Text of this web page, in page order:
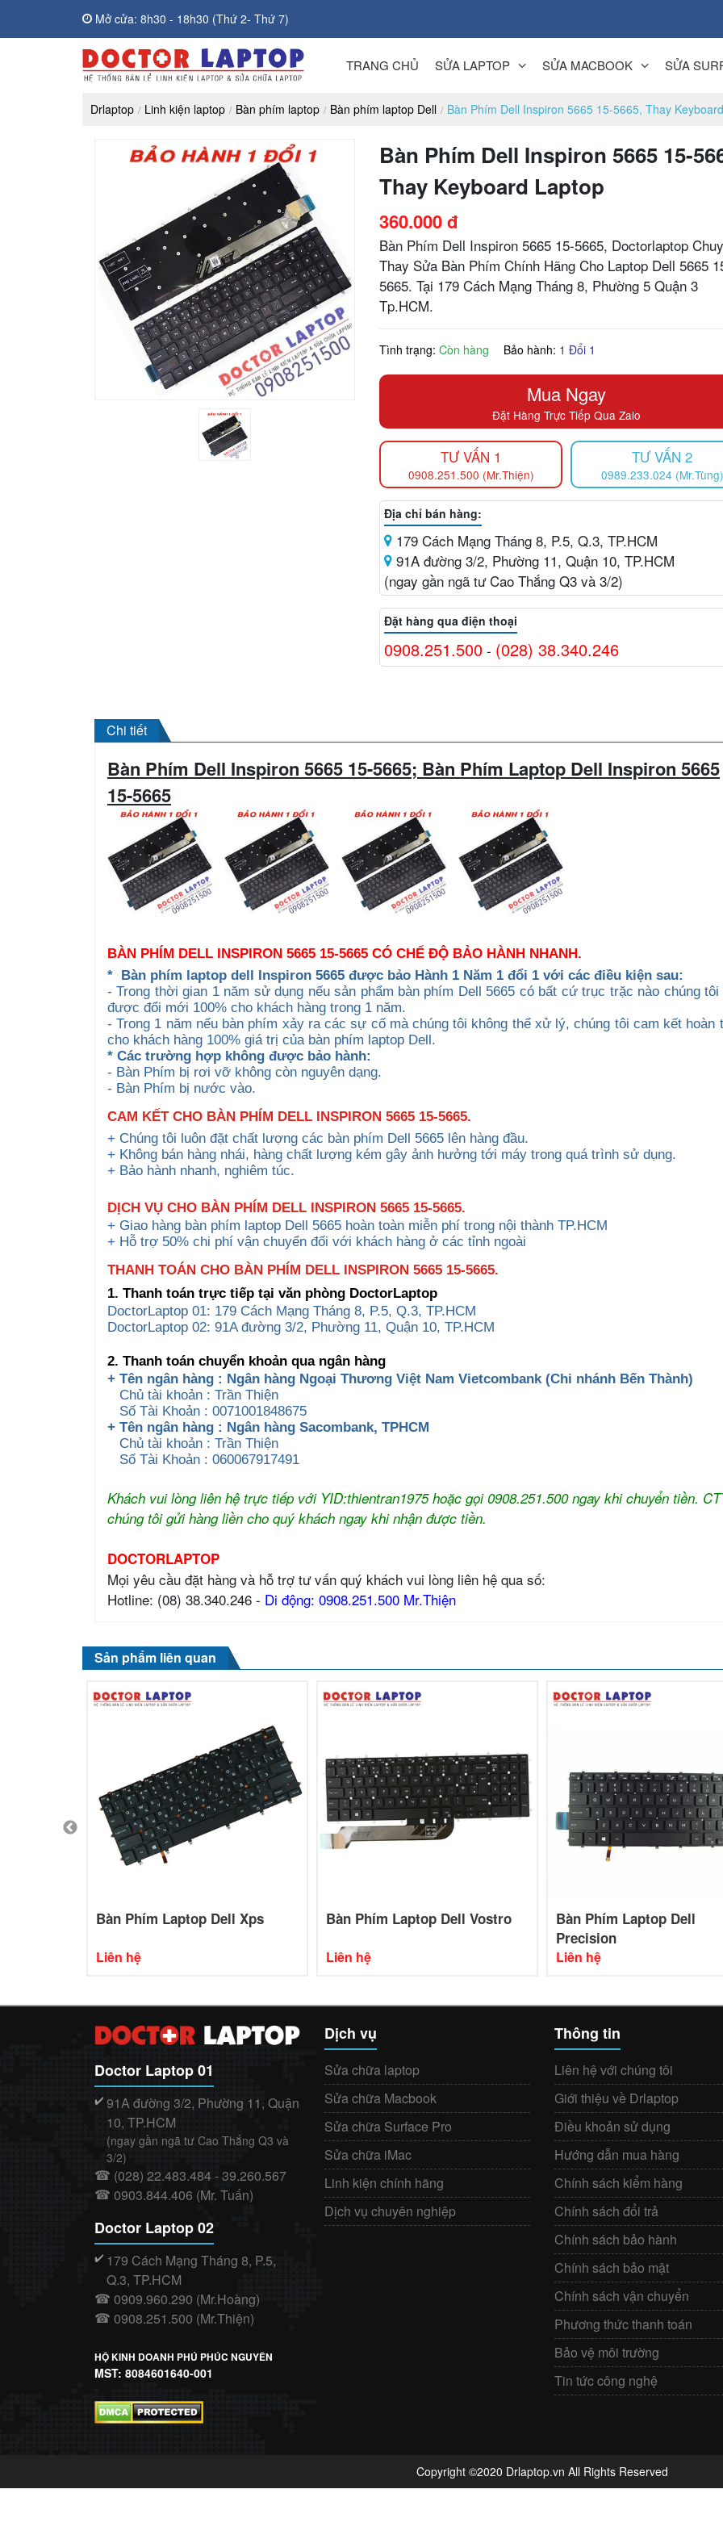
Mở cửa: 8h30 - 18h30 (Thứ 2- Thứ 7)
TRANG CHỦ SỬA LAPTOP SỬA MACBOOK SỬA
Drlaptop Linh kiện laptop Bàn phím laptop Bàn phím laptop Dell Bàn Phím Dell Inspiron 5665 15-5665, Thay
Bàn Phím Dell Inspiron 5665 15-
Thay Keyboard Laptop
360.000 đ
Bàn Phím Dell Inspiron 5665 15-5665, Doctorlaptop
Thay Sửa Bàn Phím Chính Hãng Cho Laptop Dell 5665
5665. Tại 179 Cách Mạng Tháng 8, Phường 5 Quận 3
Tp.HCM.
Tình trạng:Còn hàng Bảo hành: 1 Đổi 1
Mua Ngay
Đặt Hàng Trực Tiếp Qua Zalo
TƯ VẤN 1
0908.251.500 (Mr.Thiện)
TƯ VẤN 2
0989.233.024 (Mr.Tùng)
Địa chỉ bán hàng:
179 Cách Mạng Tháng 8, P.5, Q.3, TP.HCM
91A đường 3/2, Phường 11, Quận 10, TP.HCM
(ngay gần ngã tư Cao Thắng Q3 và 3/2)
Đặt hàng qua điện thoại
0908.251.500 - (028) 38.340.246
Chi tiết
Bàn Phím Dell Inspiron 5665 15-5665; Bàn Phím Laptop Dell Inspiron 5665
15-5665
BÀN PHÍM DELL INSPIRON 5665 15-5665 CÓ CHẾ ĐỘ BẢO HÀNH NHANH.
* Bàn phím laptop dell Inspiron 5665 được bảo Hành 1 Năm 1 đổi 1 với các điều kiện sau:
- Trong thời gian 1 năm sử dụng nếu sản phẩm bàn phím Dell 5665 có bất cứ trục trặc nào chúng tôi
được đổi mới 100% cho khách hàng trong 1 năm.
- Trong 1 năm nếu bàn phím xảy ra các sự cố mà chúng tôi không thể xử lý, chúng tôi cam kết hoàn
cho khách hàng 100% giá trị của bàn phím laptop Dell.
* Các trường hợp không được bảo hành:
- Bàn Phím bị rơi vỡ không còn nguyên dạng.
- Bàn Phím bị nước vào.
CAM KẾT CHO BÀN PHÍM DELL INSPIRON 5665 15-5665.
+ Chúng tôi luôn đặt chất lượng các bàn phím Dell 5665 lên hàng đầu.
+ Không bán hàng nhái, hàng chất lượng kém gây ảnh hưởng tới máy trong quá trình sử dụng.
+ Bảo hành nhanh, nghiêm túc.
DỊCH VỤ CHO BÀN PHÍM DELL INSPIRON 5665 15-5665.
+ Giao hàng bàn phím laptop Dell 5665 hoàn toàn miễn phí trong nội thành TP.HCM
+ Hỗ trợ 50% chi phí vận chuyển đối với khách hàng ở các tỉnh ngoài
THANH TOÁN CHO BÀN PHÍM DELL INSPIRON 5665 15-5665.
1. Thanh toán trực tiếp tại văn phòng DoctorLaptop
DoctorLaptop 01: 179 Cách Mạng Tháng 8, P.5, Q.3, TP.HCM
DoctorLaptop 02: 91A đường 3/2, Phường 11, Quận 10, TP.HCM
2. Thanh toán chuyển khoản qua ngân hàng
+ Tên ngân hàng : Ngân hàng Ngoại Thương Việt Nam Vietcombank (Chi nhánh Bến Thành)
Chủ tài khoản : Trần Thiện
Số Tài Khoản : 0071001848675
+ Tên ngân hàng : Ngân hàng Sacombank, TPHCM
Chủ tài khoản : Trần Thiện
Số Tài Khoản : 060067917491
Khách vui lòng liên hệ trực tiếp với YID:thientran1975 hoặc gọi 0908.251.500 ngay khi chuyển tiền.
chúng tôi gửi hàng liền cho quý khách ngay khi nhận được tiền.
DOCTORLAPTOP
Mọi yêu cầu đặt hàng và hỗ trợ tư vấn quý khách vui lòng liên hệ qua số:
Hotline: (08) 38.340.246 - Di động: 0908.251.500 Mr.Thiện
Sản phẩm liên quan
Bàn Phím Laptop Dell Xps
Liên hệ
Bàn Phím Laptop Dell Vostro
Liên hệ
Bàn Phím Laptop Dell
Precision
Liên hệ
Doctor Laptop 01
✔️ 91A đường 3/2, Phường 11, Quận
10, TP.HCM
(ngay gần ngã tư Cao Thắng Q3 và
3/2)
☎ (028) 22.483.484 - 39.260.567
☎ 0903.844.406 (Mr. Tuấn)
Doctor Laptop 02
✔️ 179 Cách Mạng Tháng 8, P.5,
Q.3, TP.HCM
☎ 0909.960.290 (Mr.Hoàng)
☎ 0908.251.500 (Mr.Thiện)
HỘ KINH DOANH PHÚ PHÚC NGUYÊN
MST: 8084601640-001
Dịch vụ
Sửa chữa laptop
Sửa chữa Macbook
Sửa chữa Surface Pro
Sửa chữa iMac
Linh kiện chính hãng
Dịch vụ chuyên nghiệp
Thông tin
Liên hệ với chúng tôi
Giới thiệu về Drlaptop
Điều khoản sử dụng
Hướng dẫn mua hàng
Chính sách kiểm hàng
Chính sách đổi trả
Chính sách bảo hành
Chính sách bảo mật
Chính sách vận chuyển
Phương thức thanh toán
Bảo vệ môi trường
Tin tức công nghệ
Copyright ©2020 Drlaptop.vn All Rights Reserved